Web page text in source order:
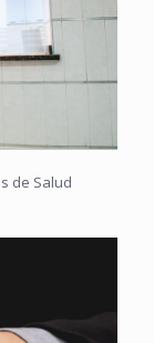
de Salud